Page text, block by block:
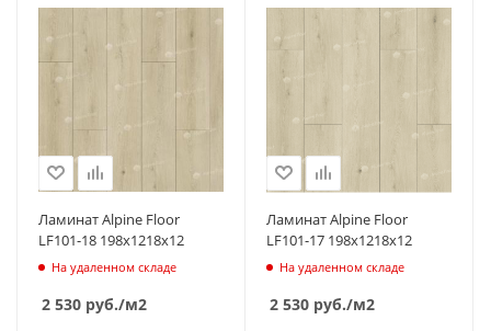
Ламинат Alpine Floor
LF101-18 198х1218х12
На удаленном складе
2 530 руб./м2
Ламинат Alpine Floor
LF101-17 198х1218х12
На удаленном складе
2 530 руб./м2